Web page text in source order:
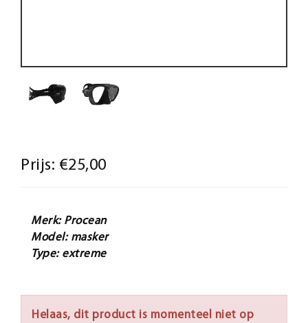
Prijs: €25,00
Merk: Procean
Model: masker
Type: extreme
Helaas, dit product is momenteel niet op